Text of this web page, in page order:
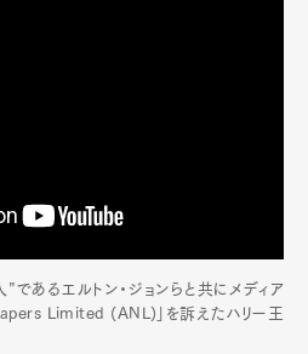
Pen tw
あるエルトン・ジョンらと共にメディア
Limited (ANL)」を訴えたハリー王